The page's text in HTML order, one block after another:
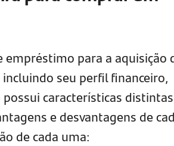
para a aquisição
seu perfil financeiro,
características
e desvantagens de
de cada uma: